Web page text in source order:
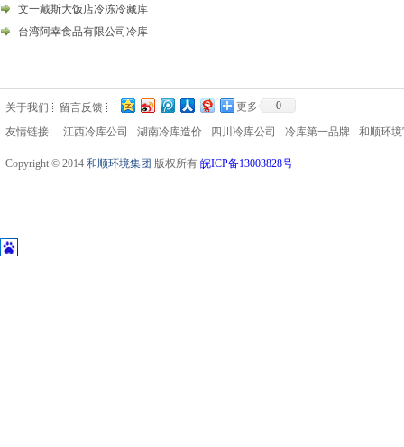
文一戴斯大饭店冷冻冷藏库
台湾阿幸食品有限公司冷库
关于我们 留言反馈 更多 0
友情链接: 江西冷库公司 湖南冷库造价 四川冷库公司 冷库第一品牌 和顺环
Copyright © 2014 和顺环境集团 版权所有 皖ICP备13003828号